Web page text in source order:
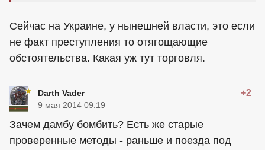
Сейчас на Украине, у нынешней власти, это если
не факт преступления то отягощающие
обстоятельства. Какая уж тут торговля.
Darth Vader +2
9 мая 2014 09:19
Зачем дамбу бомбить? Есть же старые
проверенные методы - раньше и поезда под